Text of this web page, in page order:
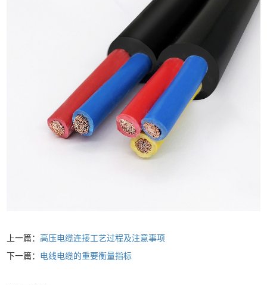
上一篇：高压电缆连接工艺过程及注意事项
下一篇： 电线电缆的重要衡量指标